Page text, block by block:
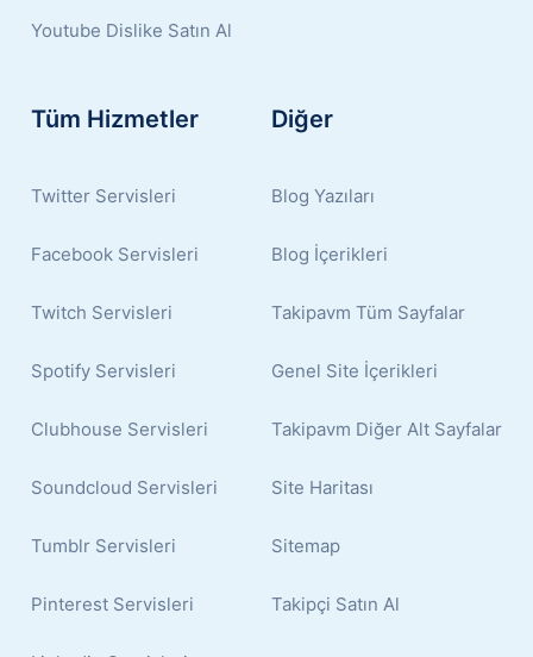
Youtube Dislike Satın Al
Tüm Hizmetler
Twitter Servisleri
Facebook Servisleri
Twitch Servisleri
Spotify Servisleri
Clubhouse Servisleri
Soundcloud Servisleri
Tumblr Servisleri
Pinterest Servisleri
Diğer
Blog Yazıları
Blog İçerikleri
Takipavm Tüm Sayfalar
Genel Site İçerikleri
Takipavm Diğer Alt Sayfalar
Site Haritası
Sitemap
Takipçi Satın Al